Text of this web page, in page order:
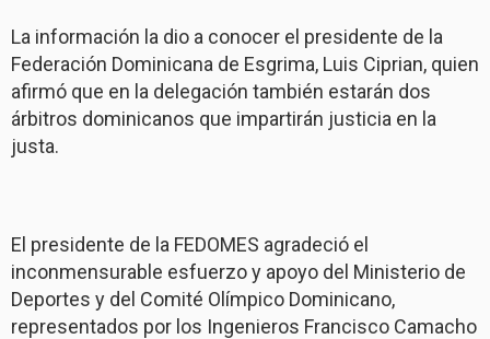
La información la dio a conocer el presidente de la
Federación Dominicana de Esgrima, Luis Ciprian, quien
afirmó que en la delegación también estarán dos
árbitros dominicanos que impartirán justicia en la
justa.
El presidente de la FEDOMES agradeció el
inconmensurable esfuerzo y apoyo del Ministerio de
Deportes y del Comité Olímpico Dominicano,
representados por los Ingenieros Francisco Camacho